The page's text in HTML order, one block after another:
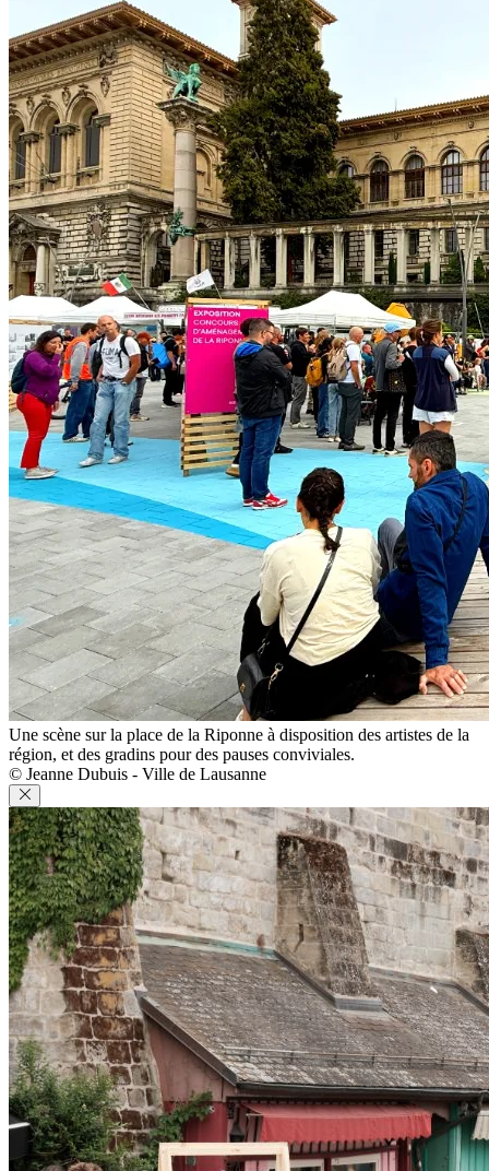
Une scène sur la place de la Riponne à disposition des artistes de la
région, et des gradins pour des pauses conviviales.
© Jeanne Dubuis - Ville de Lausanne